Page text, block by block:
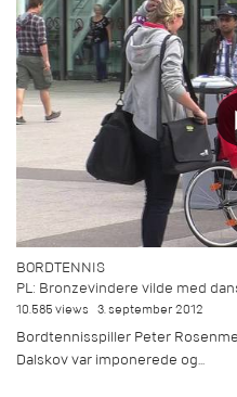
BORDTENNIS
PL: Bronzevindere vilde med
10.585 views 3. september 2012
Bordtennisspiller Peter
Dalskov var imponerede og...